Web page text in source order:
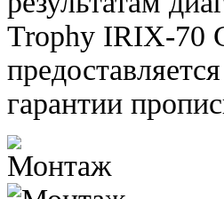
Trophy IRIX-70
гарантии